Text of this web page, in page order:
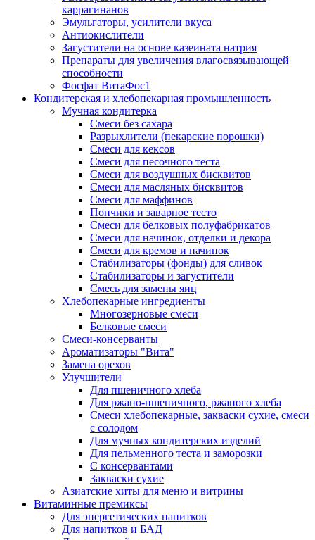
каррагинанов
Эмульгаторы, усилители вкуса
Антиокислители
Загустители на основе казеината натрия
Препараты для увеличения влагосвязывающей
способности
Фосфат ВитаФос1
Кондитерская и хлебопекарная промышленность
Мучная кондитерка
Смеси без сахара
Разрыхлители (пекарские порошки)
Смеси для кексов
Смеси для песочного теста
Смеси для воздушных бисквитов
Смеси для масляных бисквитов
Смеси для маффинов
Пончики и заварное тесто
Cмеси для белковых полуфабрикатов
Смеси для начинок, отделки и декора
Смеси для кремов и начинок
Стабилизаторы (фонды) для сливок
Стабилизаторы и загустители
Смесь для замены яиц
Хлебопекарные ингредиенты
Многозерновые смеси
Белковые смеси
Смеси-консерванты
Ароматизаторы "Вита"
Замена орехов
Улучшители
Для пшеничного хлеба
Для ржано-пшеничного, ржаного хлеба
Смеси хлебопекарные, закваски сухие, смеси
с солодом
Для мучных кондитерских изделий
Для пельменного теста и заморозки
С консервантами
Закваски сухие
Азиатские хиты для меню и витрины
Витаминные премиксы
Для энергетических напитков
Для напитков и БАД